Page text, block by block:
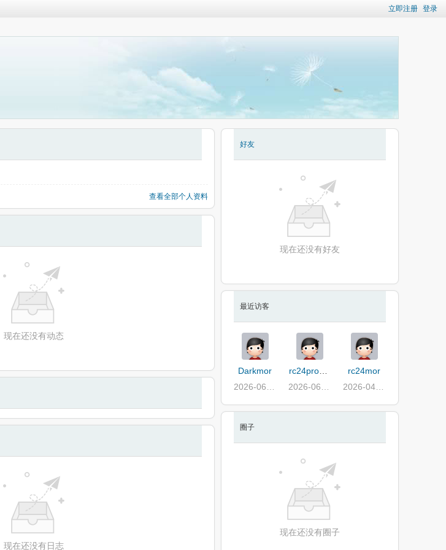
立即注册 登录
查看全部个人资料
现在还没有动态
现在还没有日志
好友
现在还没有好友
最近访客
Darkmor
rc24proPic
rc24mor
圈子
现在还没有圈子